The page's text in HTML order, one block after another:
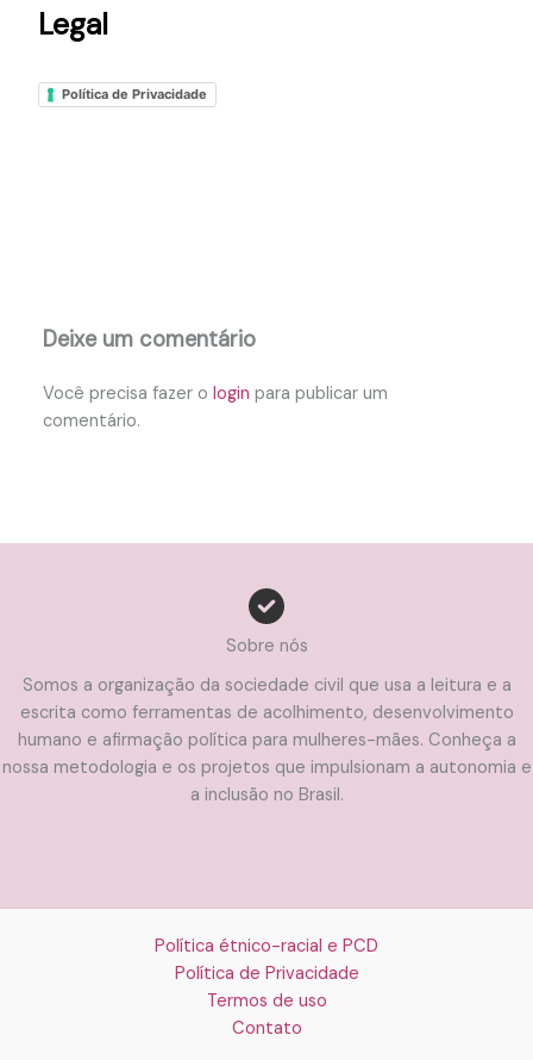
Legal
Política de Privacidade
Deixe um comentário
Você precisa fazer ologin para publicar um
comentário.
Sobre nós
Somos a organização da sociedade civil que usa a leitura e a
escrita como ferramentas de acolhimento, desenvolvimento
humano e afirmação política para mulheres-mães. Conheça a
nossa metodologia e os projetos que impulsionam a autonomia e
a inclusão no Brasil.
Política étnico-racial e PCD
Política de Privacidade
Termos de uso
Contato